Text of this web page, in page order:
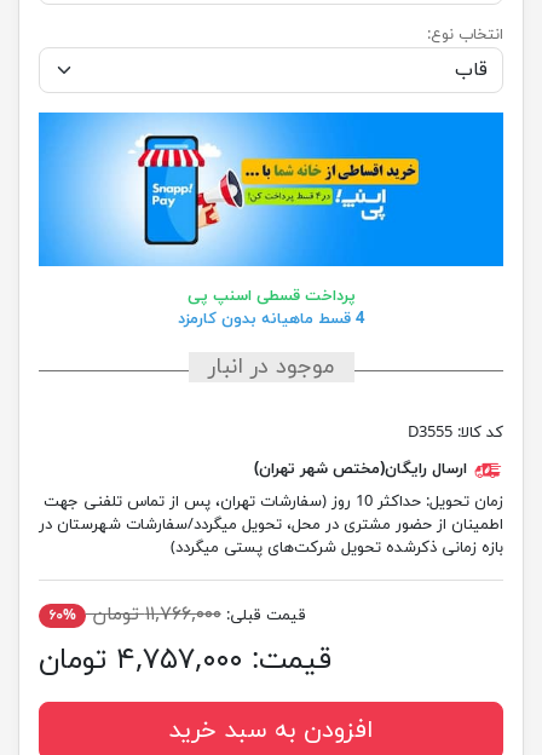
انتخاب نوع:
پرداخت قسطی اسنپ پی
4 قسط ماهیانه بدون کارمزد
موجود در انبار
کد کالا: D3555
ارسال رایگان(مختص شهر تهران)
زمان تحویل:
حداکثر 10 روز (سفارشات تهران، پس از تماس تلفنی جهت
اطمینان از حضور مشتری در محل، تحویل میگردد/سفارشات شهرستان در
بازه زمانی ذکرشده تحویل شرکت‌های پستی میگردد)
قیمت قبلی: ۱۱,۷۶۶,۰۰۰ تومان ۶۰%
قیمت: ۴,۷۵۷,۰۰۰ تومان
افزودن به سبد خرید